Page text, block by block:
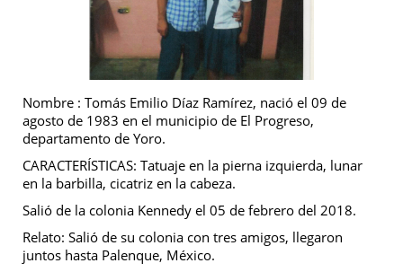
Nombre : Tomás Emilio Díaz Ramírez, nació el 09 de
agosto de 1983 en el municipio de El Progreso,
departamento de Yoro.
CARACTERÍSTICAS: Tatuaje en la pierna izquierda, lunar
en la barbilla, cicatriz en la cabeza.
Salió de la colonia Kennedy el 05 de febrero del 2018.
Relato: Salió de su colonia con tres amigos, llegaron
juntos hasta Palenque, México.